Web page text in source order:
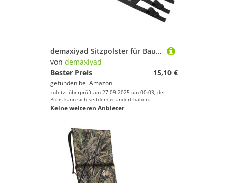
demaxiyad Sitzpolster für Baumstütze, Jagdsitz für Kletterer, leichter und verstellbarer Baumsitz, atmungsaktive selbstsichernde Schnallen, Zubehör für Jagdbaumstütze
von demaxiyad
Bester Preis
15,10 €
gefunden bei Amazon
zuletzt überprüft am 27.09.2025 um 00:03; der
Preis kann sich seitdem geändert haben.
Keine weiteren Anbieter